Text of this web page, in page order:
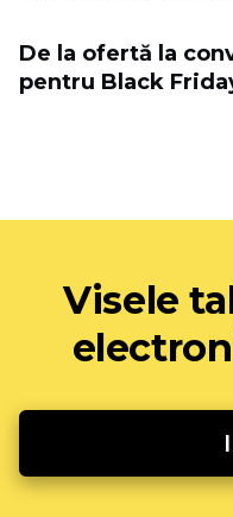
De la ofertă la
pentru Black
Visele